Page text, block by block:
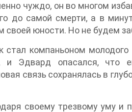
чуждо, он во многом
до самой смерти, а в
юности. Но не будем
компаньоном
и Эдвард опасался, что
связь сохранялась в
своему трезвому уму и